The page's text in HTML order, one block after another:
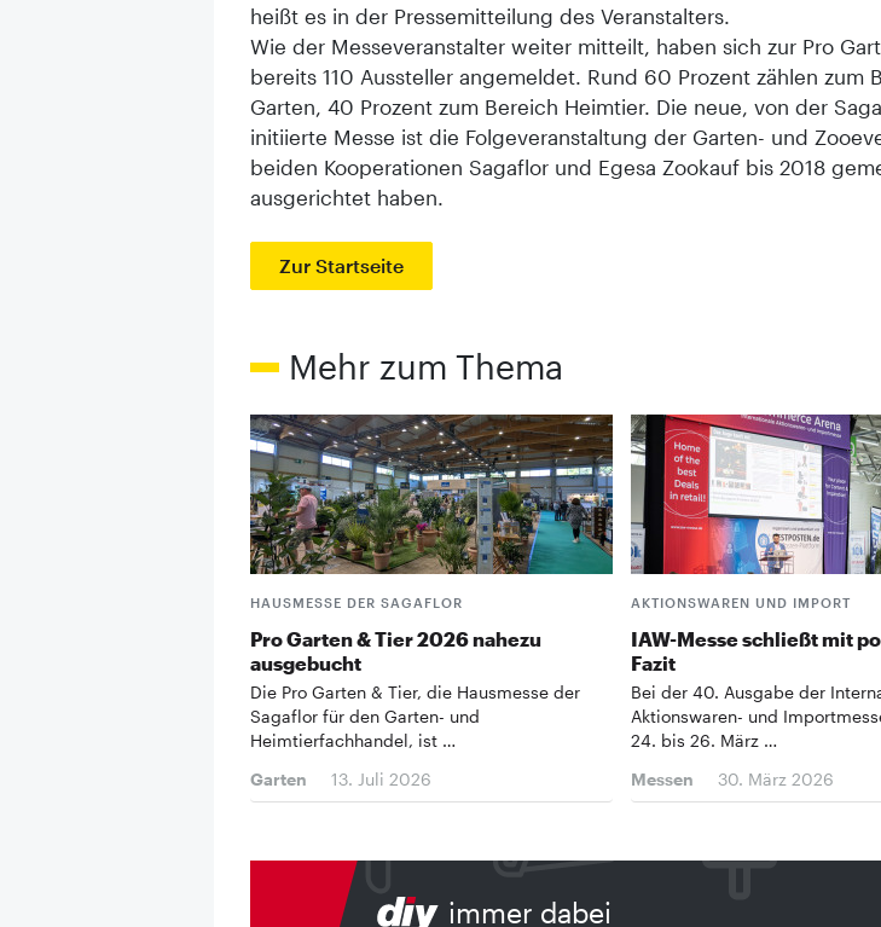
heißt es in der Pressemitteilung des Veranstalters.
Wie der Messeveranstalter weiter mitteilt, haben sich zur Pro
bereits 110 Aussteller angemeldet. Rund 60 Prozent zählen zum
Garten, 40 Prozent zum Bereich Heimtier. Die neue, von der
initiierte Messe ist die Folgeveranstaltung der Garten- und
beiden Kooperationen Sagaflor und Egesa Zookauf bis 2018
ausgerichtet haben.
Zur Startseite
Mehr zum Thema
HAUSMESSE DER SAGAFLOR
Pro Garten & Tier 2026 nahezu
ausgebucht
Die Pro Garten & Tier, die Hausmesse der
Sagaflor für den Garten- und
Heimtierfachhandel, ist …
Garten
13. Juli 2026
AKTIONSWAREN UND IMPORT
IAW-Messe schließt mit
Fazit
Bei der 40. Ausgabe der
Aktionswaren- und
24. bis 26. März …
Messen
30. März 2026
immer dabei